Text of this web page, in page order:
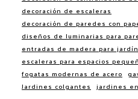
decoración de escaleras
decoración de paredes con
diseños de luminarias para
entradas de madera para jardín
escaleras para espacios
fogatas modernas de acero
Jardines colgantes jardines